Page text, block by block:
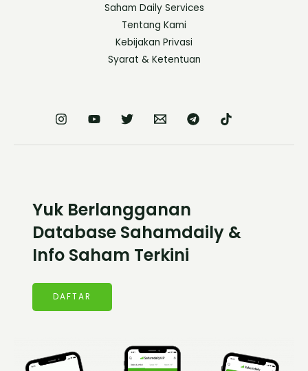
Saham Daily Services
Tentang Kami
Kebijakan Privasi
Syarat & Ketentuan
Yuk Berlangganan
Database Sahamdaily &
Info Saham Terkini
DAFTAR